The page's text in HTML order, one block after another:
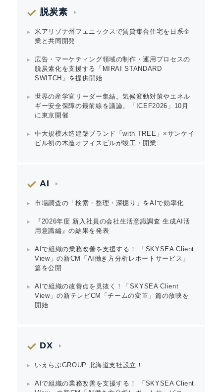
脱炭素
米アリゾナ州フェニックスで賃貸集合住宅を日系企
業と共同開発
広告・マーケティング領域の制作・運用プロセスの
脱炭素化を支援する「MIRAI STANDARD
SWITCH」を提供開始
世界の産学官リーダー集結。気候変動対策やエネル
ギー安全保障の最前線を議論。「ICEF2026」10月
に東京開催
中大規模木造建築ブランド「with TREE」×サンケイ
ビル初の木造オフィスビルが竣工・開業
AI
市場調査の「検索・整理・深掘り」をAIで効率化
『2026年度 新入社員の会社生活意識調査 生成AI活
用意識編』の結果を発表
AIで組織の業務改善を支援する！ 「SKYSEA Client
View」の新CM「AI働き方分析レポートサービス」
篇を公開
AIで組織の改善点を見抜く！「SKYSEA Client
View」の新テレビCM「チームの変革」篇の放映を
開始
DX
いえらぶGROUP 北海道支社設立！
AIで組織の業務改善を支援する！ 「SKYSEA Client